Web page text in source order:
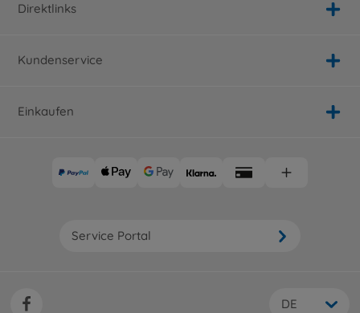
Direktlinks
Kundenservice
Einkaufen
Service Portal
DE